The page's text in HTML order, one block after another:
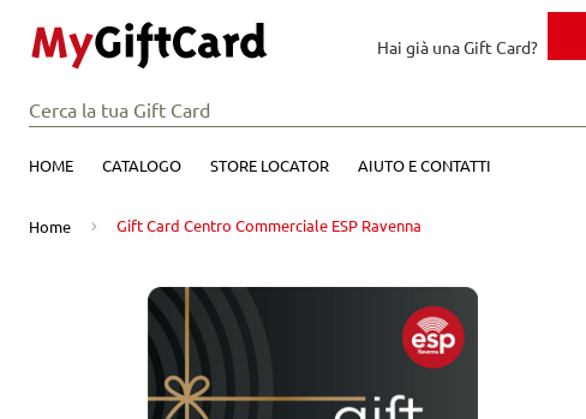
Hai già una Gift Card?
HOME CATALOGO STORE LOCATOR AIUTO E CONTATTI
Home Gift Card Centro Commerciale ESP Ravenna